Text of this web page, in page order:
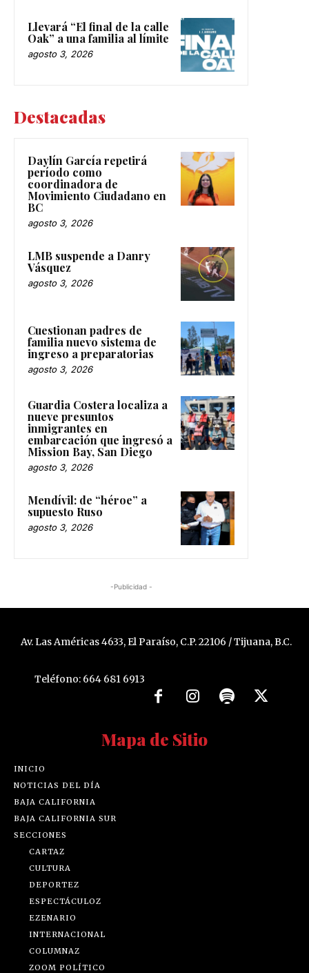
Llevará “El final de la calle
Oak” a una familia al límite
agosto 3, 2026
Destacadas
Daylín García repetirá
período como
coordinadora de
Movimiento Ciudadano en
BC
agosto 3, 2026
LMB suspende a Danry
Vásquez
agosto 3, 2026
Cuestionan padres de
familia nuevo sistema de
ingreso a preparatorias
agosto 3, 2026
Guardia Costera localiza a
nueve presuntos
inmigrantes en
embarcación que ingresó a
Mission Bay, San Diego
agosto 3, 2026
Mendívil: de “héroe” a
supuesto Ruso
agosto 3, 2026
-Publicidad -
Av. Las Américas 4633, El Paraíso, C.P. 22106 / Tijuana, B.C.
Teléfono: 664 681 6913
Mapa de Sitio
INICIO
NOTICIAS DEL DÍA
BAJA CALIFORNIA
BAJA CALIFORNIA SUR
SECCIONES
CARTAZ
CULTURA
DEPORTEZ
ESPECTÁCULOZ
EZENARIO
INTERNACIONAL
COLUMNAZ
ZOOM POLÍTICO